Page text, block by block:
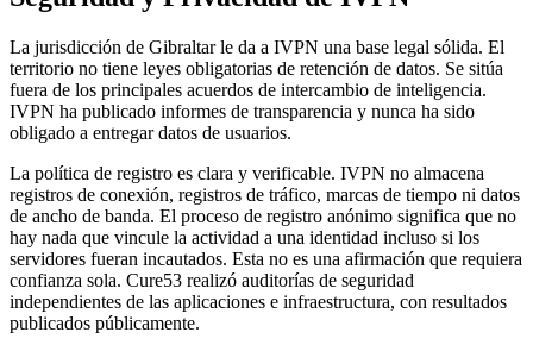
La jurisdicción de Gibraltar le da a IVPN una base legal sólida. El
territorio no tiene leyes obligatorias de retención de datos. Se sitúa
fuera de los principales acuerdos de intercambio de inteligencia.
IVPN ha publicado informes de transparencia y nunca ha sido
obligado a entregar datos de usuarios.
La política de registro es clara y verificable. IVPN no almacena
registros de conexión, registros de tráfico, marcas de tiempo ni datos
de ancho de banda. El proceso de registro anónimo significa que no
hay nada que vincule la actividad a una identidad incluso si los
servidores fueran incautados. Esta no es una afirmación que requiera
confianza sola. Cure53 realizó auditorías de seguridad
independientes de las aplicaciones e infraestructura, con resultados
publicados públicamente.